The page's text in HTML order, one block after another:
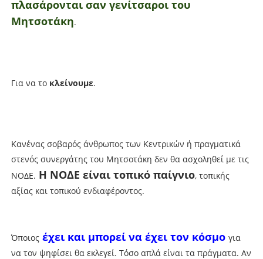
πλασάρονται σαν γενίτσαροι του
Μητσοτάκη.
Για να το κλείνουμε.
Κανένας σοβαρός άνθρωπος των Κεντρικών ή πραγματικά
στενός συνεργάτης του Μητσοτάκη δεν θα ασχοληθεί με τις
ΝΟΔΕ. Η ΝΟΔΕ είναι τοπικό παίγνιο, τοπικής
αξίας και τοπικού ενδιαφέροντος.
Όποιος έχει και μπορεί να έχει τον κόσμο για
να τον ψηφίσει θα εκλεγεί. Τόσο απλά είναι τα πράγματα. Αν